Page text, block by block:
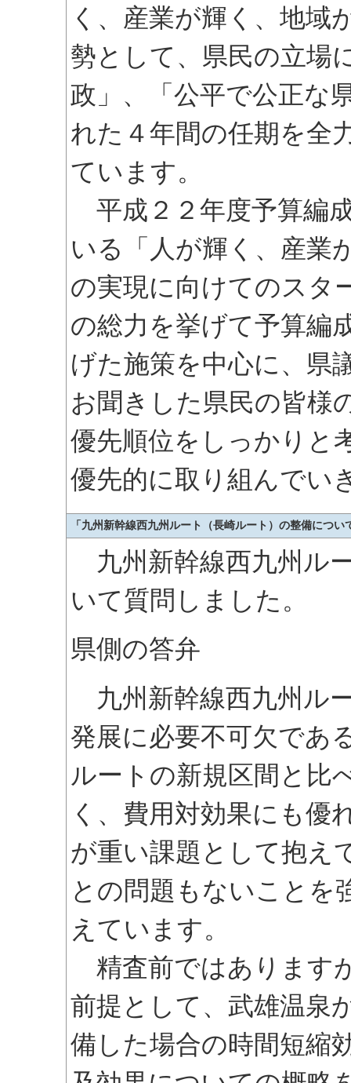
く、産業が輝く、地域
勢として、県民の立場
政」、「公平で公正な
れた４年間の任期を全
ています。
平成２２年度予算編
いる「人が輝く、産業
の実現に向けてのスタ
の総力を挙げて予算編
げた施策を中心に、県
お聞きした県民の皆様
優先順位をしっかりと
優先的に取り組んでい
「九州新幹線西九州ルート（長崎ルート）の整備につい
九州新幹線西九州ル
いて質問しました。
県側の答弁
九州新幹線西九州ル
発展に必要不可欠であ
ルートの新規区間と比
く、費用対効果にも優
が重い課題として抱え
との問題もないことを
えています。
精査前ではあります
前提として、武雄温泉
備した場合の時間短縮